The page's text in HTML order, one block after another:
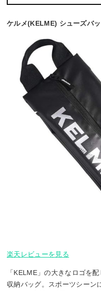
ケルメ(KELME) シューズバ
楽天レビューを見る
「KELME」の大きなロゴを
収納バッグ。スポーツシーン